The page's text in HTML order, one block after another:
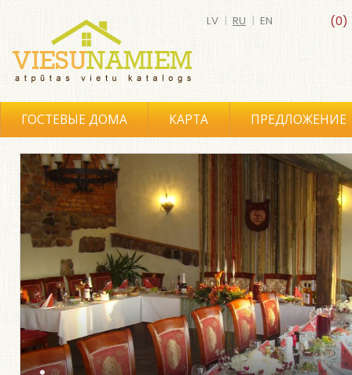
(0)
LV | RU | EN
ГОСТЕВЫЕ ДОМА КАРТА ПРЕДЛОЖЕНИЕ